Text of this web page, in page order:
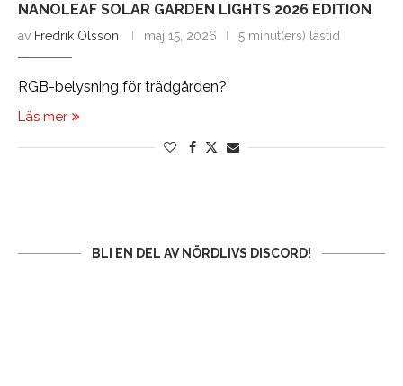
NANOLEAF SOLAR GARDEN LIGHTS 2026 EDITION
av Fredrik Olsson maj 15, 2026 5 minut(ers) lästid
RGB-belysning för trädgården?
Läs mer
BLI EN DEL AV NÖRDLIVS DISCORD!